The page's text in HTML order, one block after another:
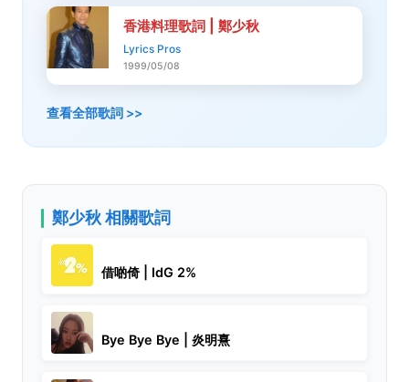
香港料理歌詞 | 鄭少秋
Lyrics Pros
1999/05/08
查看全部歌詞 >>
鄭少秋 相關歌詞
借啲倚 | IdG 2%
Bye Bye Bye | 炎明熹